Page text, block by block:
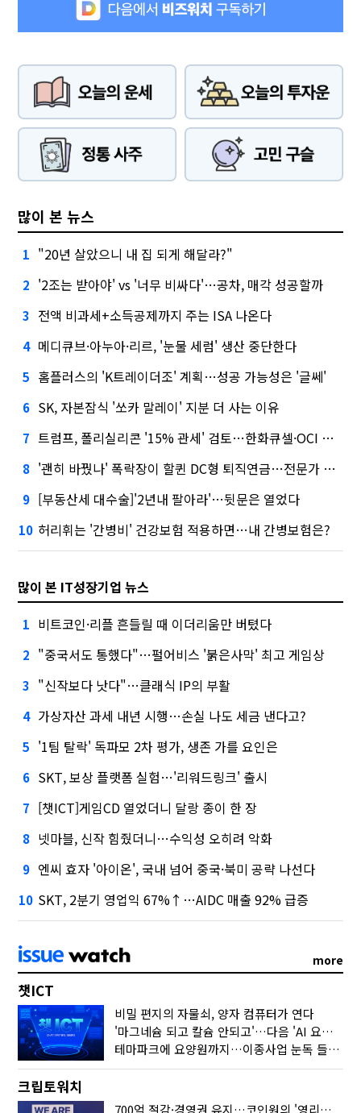
많이 본 뉴스
1 "20년 살았으니 내 집 되게 해달라?"
2 '2조는 받아야' vs '너무 비싸다'…공차, 매각 성공할까
3 전액 비과세+소득공제까지 주는 ISA 나온다
4 메디큐브·아누아·리르, '눈물 세럼' 생산 중단한다
5 홈플러스의 'K트레이더조' 계획…성공 가능성은 '글쎄'
6 SK, 자본잠식 '쏘카 말레이' 지분 더 사는 이유
7 트럼프, 폴리실리콘 '15% 관세' 검토…한화큐셀·OCI 영향은?
8 '괜히 바꿨나' 폭락장이 할퀸 DC형 퇴직연금…전문가 조언은
9 [부동산세 대수술]'2년내 팔아라'…뒷문은 열었다
10 허리휘는 '간병비' 건강보험 적용하면…내 간병보험은?
많이 본 IT성장기업 뉴스
1 비트코인·리플 흔들릴 때 이더리움만 버텼다
2 "중국서도 통했다"…펄어비스 '붉은사막' 최고 게임상
3 "신작보다 낫다"…클래식 IP의 부활
4 가상자산 과세 내년 시행…손실 나도 세금 낸다고?
5 '1팀 탈락' 독파모 2차 평가, 생존 가를 요인은
6 SKT, 보상 플랫폼 실험…'리워드링크' 출시
7 [챗ICT]게임CD 열었더니 달랑 종이 한 장
8 넷마블, 신작 힘줬더니…수익성 오히려 악화
9 엔씨 효자 '아이온', 국내 넘어 중국·북미 공략 나선다
10 SKT, 2분기 영업익 67%↑…AIDC 매출 92% 급증
more
챗ICT
비밀 편지의 자물쇠, 양자 컴퓨터가 연다
'마그네슘 되고 칼슘 안되고'…다음 'AI 요약' 갈 길은
테마파크에 요양원까지…이종사업 눈독 들이는 게임사
크립토워치
700억 절감·경영권 유지…코인원의 '영리한 딜'